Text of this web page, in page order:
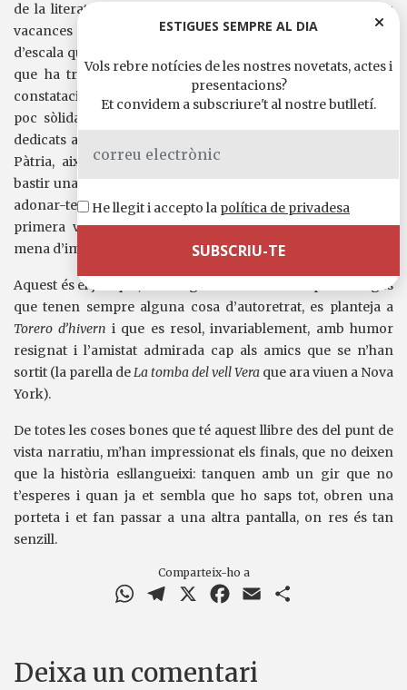
de la literatura: joc d’ordinador o novel·la, fantasia d’unes
vacances d’estiu i relat de ficció, deliri d’un president
d’escala que vol posar lleis i el somieig de l’autor que pensa
que ha triomfat i que l’entrevisten. I al mateix temps, la
constatació que el somni està construït sobre una base molt
poc sòlida, en els tres contes del cos central del volum,
dedicats al món de la literatura i l’edició. Crear una Escala-
Pàtria, aixoplugar-se en una Tenda de campanya-Nació,
bastir una Vocació Literària que doni sentit a tota una vida, i
adonar-te, com el jove editor deLa literaturaque va per
primera vegada a Frankfurt, que la literatura no té cap
mena d’importància.
Aquest és el joc que, amb arguments diversos i personatges
que tenen sempre alguna cosa d’autoretrat, es planteja a
Torero d’hivern i que es resol, invariablement, amb humor
resignat i l’amistat admirada cap als amics que se n’han
sortit (la parella deLa tomba del vell Vera que ara viuen a Nova
York).
De totes les coses bones que té aquest llibre des del punt de
vista narratiu, m’han impressionat els finals, que no deixen
que la història esllangueixi: tanquen amb un gir que no
t’esperes i quan ja et sembla que ho saps tot, obren una
porteta i et fan passar a una altra pantalla, on res és tan
senzill.
Comparteix-ho a
WhatsAppTelegram Facebook
Email
Deixa un comentari
ESTIGUES SEMPRE AL DIA
Vols rebre notícies de les nostres novetats, actes i
presentacions?
Et convidem a subscriure't al nostre butlletí.
He llegit i accepto la política de privadesa